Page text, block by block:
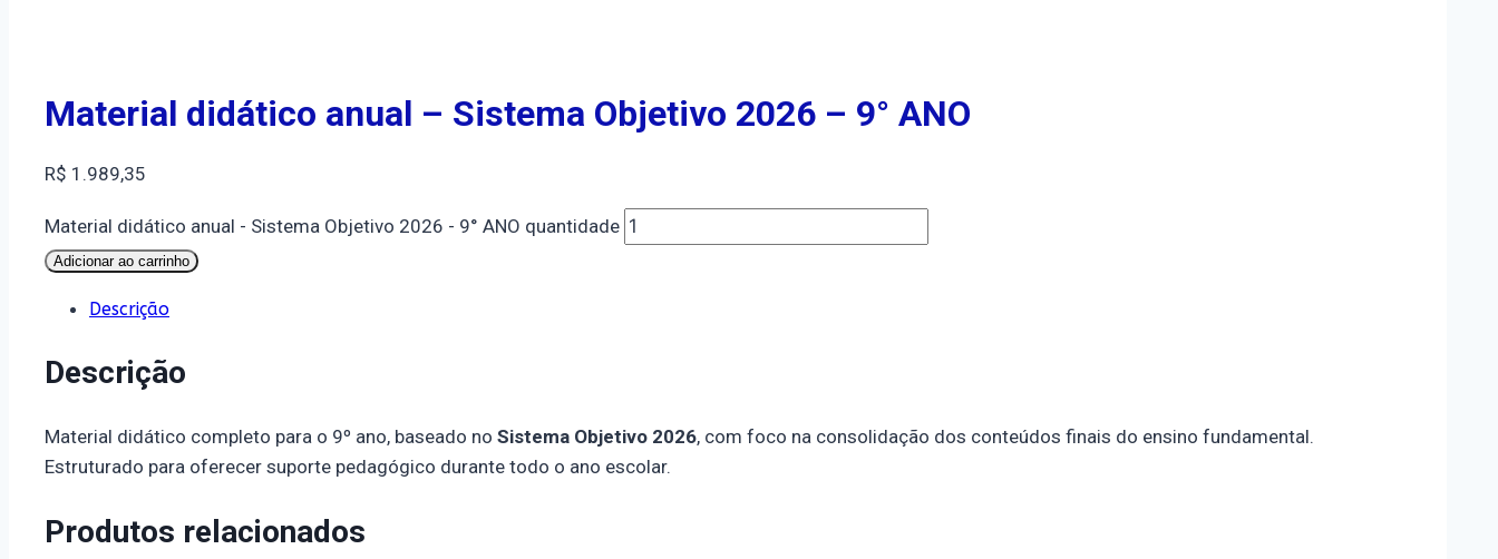
Material didático anual – Sistema Objetivo 2026 – 9° ANO
R$ 1.989,35
Material didático anual - Sistema Objetivo 2026 - 9° ANO quantidade
Adicionar ao carrinho
Descrição
Descrição
Material didático completo para o 9º ano, baseado no Sistema Objetivo 2026, com foco na consolidação dos conteúdos finais do ensino fundamental.
Estruturado para oferecer suporte pedagógico durante todo o ano escolar.
Produtos relacionados